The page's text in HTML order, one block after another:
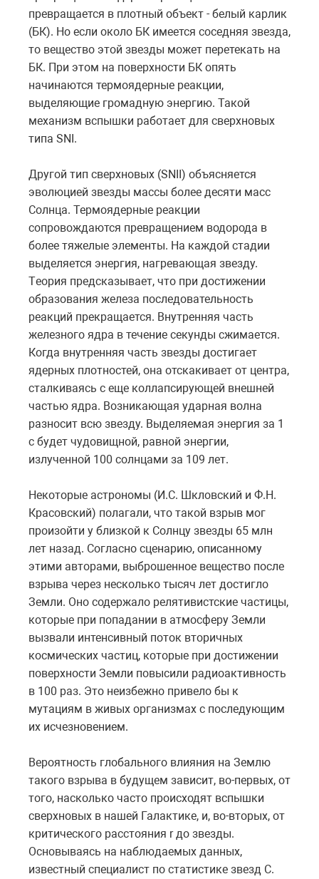
превращается в плотный объект - белый карлик
(БК). Но если около БК имеется соседняя звезда,
то вещество этой звезды может перетекать на
БК. При этом на поверхности БК опять
начинаются термоядерные реакции,
выделяющие громадную энергию. Такой
механизм вспышки работает для сверхновых
типа SNI.
Другой тип сверхновых (SNII) объясняется
эволюцией звезды массы более десяти масс
Солнца. Термоядерные реакции
сопровождаются превращением водорода в
более тяжелые элементы. На каждой стадии
выделяется энергия, нагревающая звезду.
Tеория предсказывает, что при достижении
образования железа последовательность
реакций прекращается. Внутренняя часть
железного ядра в течение секунды сжимается.
Когда внутренняя часть звезды достигает
ядерных плотностей, она отскакивает от центра,
сталкиваясь с еще коллапсирующей внешней
частью ядра. Возникающая ударная волна
разносит всю звезду. Выделяемая энергия за 1
с будет чудовищной, равной энергии,
излученной 100 солнцами за 109 лет.
Некоторые астрономы (И.С. Шкловский и Ф.Н.
Краcовский) полагали, что такой взрыв мог
произойти у близкой к Солнцу звезды 65 млн
лет назад. Согласно сценарию, описанному
этими авторами, выброшенное вещество после
взрыва через несколько тысяч лет достигло
Земли. Оно содержало релятивистские частицы,
которые при попадании в атмосферу Земли
вызвали интенсивный поток вторичных
космических частиц, которые при достижении
поверхности Земли повысили радиоактивность
в 100 раз. Это неизбежно привело бы к
мутациям в живых организмах с последующим
их исчезновением.
Вероятность глобального влияния на Землю
такого взрыва в будущем зависит, во-первых, от
того, насколько часто происходят вспышки
сверхновых в нашей Галактике, и, во-вторых, от
критического расстояния r до звезды.
Основываясь на наблюдаемых данных,
известный специалист по статистике звезд С.